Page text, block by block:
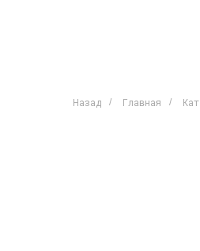
Назад / Главная /